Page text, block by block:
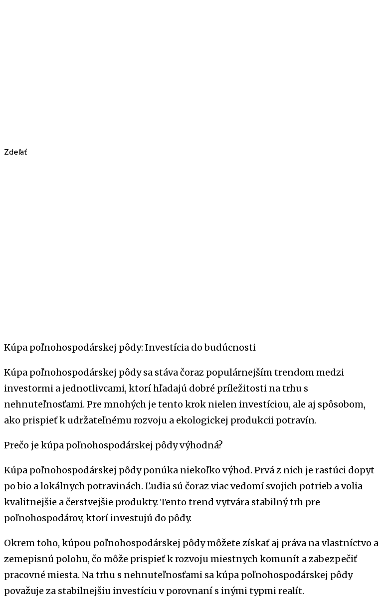
Zdeľať
Kúpa poľnohospodárskej pôdy: Investícia do budúcnosti
Kúpa poľnohospodárskej pôdy sa stáva čoraz populárnejším trendom medzi
investormi a jednotlivcami, ktorí hľadajú dobré príležitosti na trhu s
nehnuteľnosťami. Pre mnohých je tento krok nielen investíciou, ale aj spôsobom,
ako prispieť k udržateľnému rozvoju a ekologickej produkcii potravín.
Prečo je kúpa poľnohospodárskej pôdy výhodná?
Kúpa poľnohospodárskej pôdy ponúka niekoľko výhod. Prvá z nich je rastúci dopyt
po bio a lokálnych potravinách. Ľudia sú čoraz viac vedomí svojich potrieb a volia
kvalitnejšie a čerstvejšie produkty. Tento trend vytvára stabilný trh pre
poľnohospodárov, ktorí investujú do pôdy.
Okrem toho, kúpou poľnohospodárskej pôdy môžete získať aj práva na vlastníctvo a
zemepisnú polohu, čo môže prispieť k rozvoju miestnych komunít a zabezpečiť
pracovné miesta. Na trhu s nehnuteľnosťami sa kúpa poľnohospodárskej pôdy
považuje za stabilnejšiu investíciu v porovnaní s inými typmi realít.